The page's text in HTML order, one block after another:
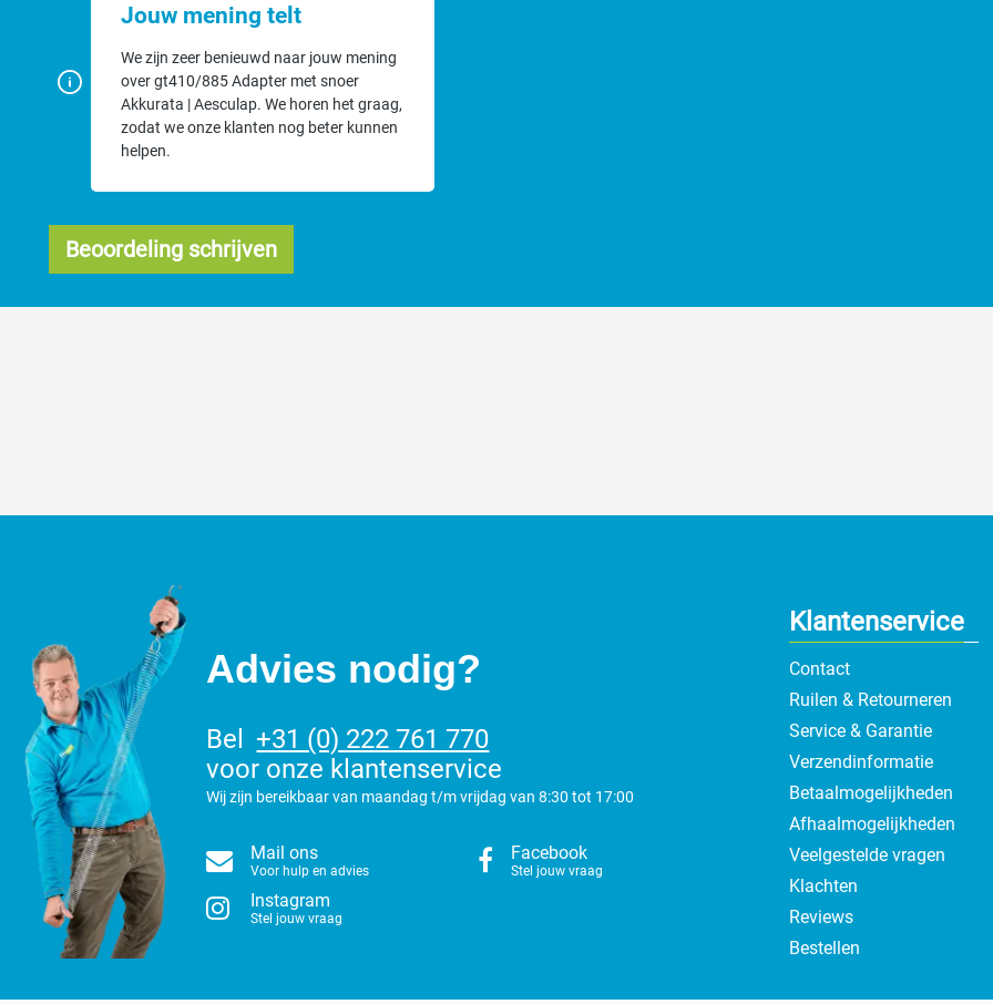
Jouw mening telt
We zijn zeer benieuwd naar jouw mening
over gt410/885 Adapter met snoer
Akkurata | Aesculap. We horen het graag,
zodat we onze klanten nog beter kunnen
helpen.
Beoordeling schrijven
Klantenservice
Contact
Ruilen & Retourneren
Service & Garantie
Verzendinformatie
Betaalmogelijkheden
Afhaalmogelijkheden
Veelgestelde vragen
Klachten
Reviews
Bestellen
Advies nodig?
Bel
+31 (0) 222 761 770
voor onze klantenservice
Wij zijn bereikbaar van maandag t/m vrijdag van 8:30 tot 17:00
Mail ons
Voor hulp en advies
Facebook
Stel jouw vraag
Instagram
Stel jouw vraag